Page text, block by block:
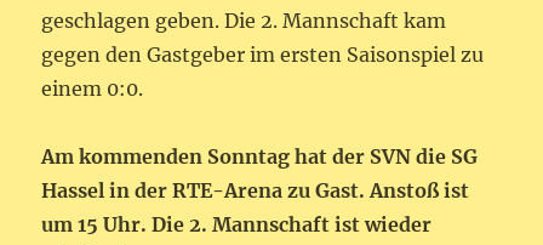
geschlagen geben. Die 2. Mannschaft kam
gegen den Gastgeber im ersten Saisonspiel zu
einem 0:0.
Am kommenden Sonntag hat der SVN die SG
Hassel in der RTE-Arena zu Gast. Anstoß ist
um 15 Uhr. Die 2. Mannschaft ist wieder